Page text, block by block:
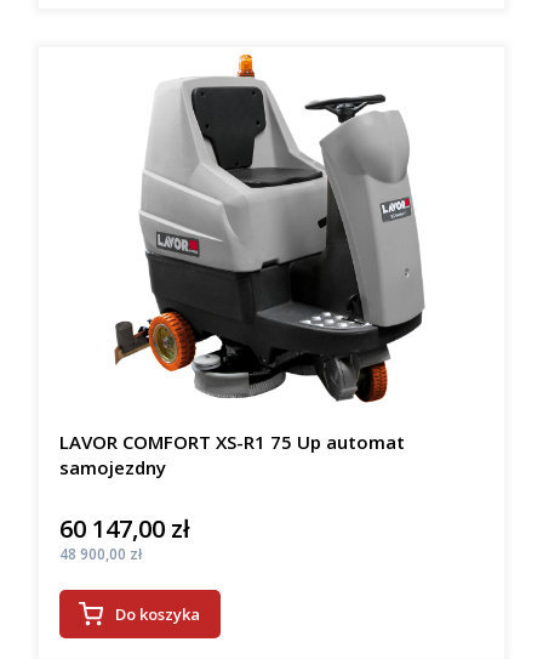
LAVOR COMFORT XS-R1 75 Up automat
samojezdny
Cena
60 147,00 zł
Cena
48 900,00 zł
Do koszyka